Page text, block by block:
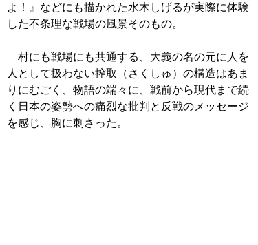
よ！』などにも描かれた水木しげるが実際に体験
した不条理な戦場の風景そのもの。
村にも戦場にも共通する、大義の名の元に人を
人として扱わない搾取（さくしゅ）の構造はあま
りにむごく、物語の端々に、戦前から現代まで続
く日本の姿勢への痛烈な批判と反戦のメッセージ
を感じ、胸に刺さった。